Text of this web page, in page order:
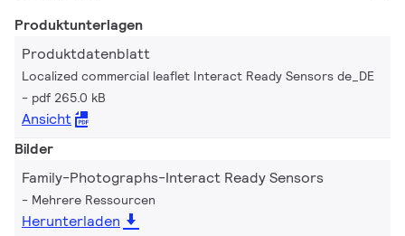
Produktunterlagen
Produktdatenblatt
Localized commercial leaflet Interact Ready Sensors de_DE
pdf 265.0 kB
Ansicht
Bilder
Family-Photographs-Interact Ready Sensors
Mehrere Ressourcen
Herunterladen